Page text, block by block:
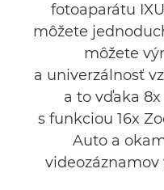
fotoaparátu
môžete
môžete
a univerzálnosť
a to vďaka
s funkciou 16x
Auto a
videozáznamov